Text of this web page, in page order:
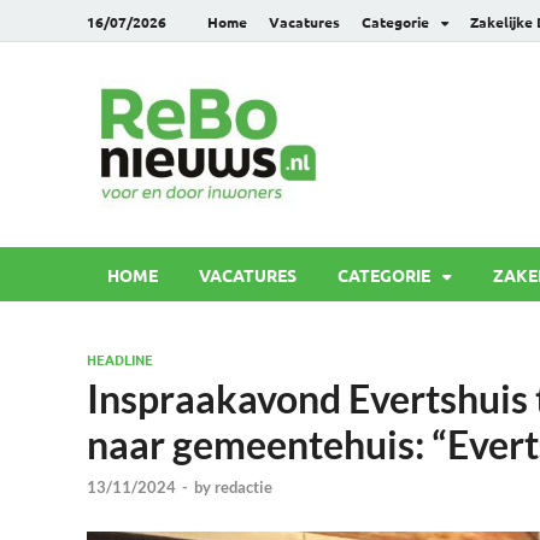
16/07/2026 Home Vacatures Categorie Zakelijke
HOME VACATURES CATEGORIE
HEADLINE
Inspraakavond
naar gemeentehuis:
13/11/2024 - by redactie